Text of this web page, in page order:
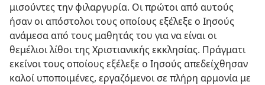
μισούντες την φιλαργυρία. Οι πρώτοι από αυτούς
ήσαν οι απόστολοι τους οποίους εξέλεξε ο Ιησούς
ανάμεσα από τους μαθητάς του για να είναι οι
θεμέλιοι λίθοι της Χριστιανικής εκκλησίας. Πράγματι
εκείνοι τους οποίους εξέλεξε ο Ιησούς απεδείχθησαν
καλοί υποποιμένες, εργαζόμενοι σε πλήρη αρμονία με